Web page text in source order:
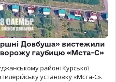
Довбуша» вистежили
гаубицю «Мста-С»
районі Курської
установку «Мста-С».